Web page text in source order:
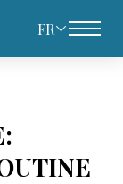
FR